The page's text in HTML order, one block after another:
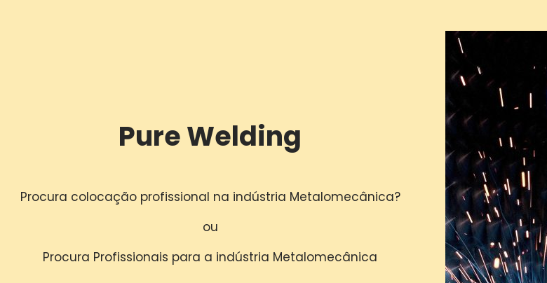
Pure Welding
Procura colocação profissional na indústria Metalomecânica?
ou
Procura Profissionais para a indústria Metalomecânica